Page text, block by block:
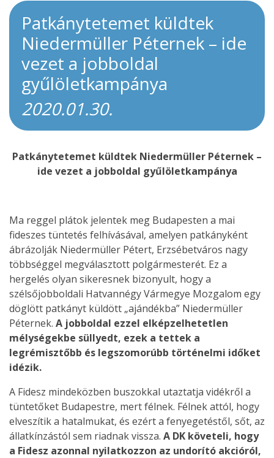
Patkánytetemet küldtek
Niedermüller Péternek – ide
vezet a jobboldal
gyűlöletkampánya
2020.01.30.
Patkánytetemet küldtek Niedermüller Péternek –
ide vezet a jobboldal gyűlöletkampánya
Ma reggel plátok jelentek meg Budapesten a mai
fideszes tüntetés felhívásával, amelyen patkányként
ábrázolják Niedermüller Pétert, Erzsébetváros nagy
többséggel megválasztott polgármesterét. Ez a
hergelés olyan sikeresnek bizonyult, hogy a
szélsőjobboldali Hatvannégy Vármegye Mozgalom egy
döglött patkányt küldött „ajándékba” Niedermüller
Péternek. A jobboldal ezzel elképzelhetetlen
mélységekbe süllyedt, ezek a tettek a
legrémisztőbb és legszomorúbb történelmi időket
idézik.
A Fidesz mindeközben buszokkal utaztatja vidékről a
tüntetőket Budapestre, mert félnek. Félnek attól, hogy
elveszítik a hatalmukat, és ezért a fenyegetéstől, sőt, az
állatkínzástól sem riadnak vissza. A DK követeli, hogy
a Fidesz azonnal nyilatkozzon az undorító akcióról,